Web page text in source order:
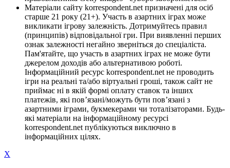
Матеріали сайту korrespondent.net призначені для осіб
старше 21 року (21+). Участь в азартних іграх може
викликати ігрову залежність. Дотримуйтесь правил
(принципів) відповідальної гри. При виявленні перших
ознак залежності негайно зверніться до спеціаліста.
Пам'ятайте, що участь в азартних іграх не може бути
джерелом доходів або альтернативою роботі.
Інформаційний ресурс korrespondent.net не проводить
ігри на реальні та/або віртуальні гроші, також сайт не
приймає ні в якій формі оплату ставок та інших
платежів, які пов’язані/можуть бути пов’язані з
азартними іграми, букмекерами чи тоталізаторами. Будь-
які матеріали на інформаційному ресурсі
korrespondent.net публікуються виключно в
інформаційних цілях.
X